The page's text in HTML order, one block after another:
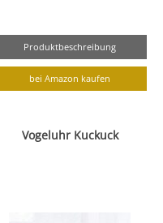
Produktbeschreibung
bei Amazon kaufen
Vogeluhr Kuckuck